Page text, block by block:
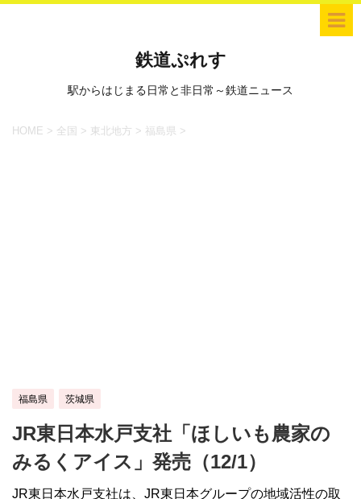
鉄道ぷれす
駅からはじまる日常と非日常～鉄道ニュース
HOME > 全国 > 東北地方 > 福島県 >
福島県 茨城県
JR東日本水戸支社「ほしいも農家の
みるくアイス」発売（12/1）
JR東日本水戸支社は、JR東日本グループの地域活性の取